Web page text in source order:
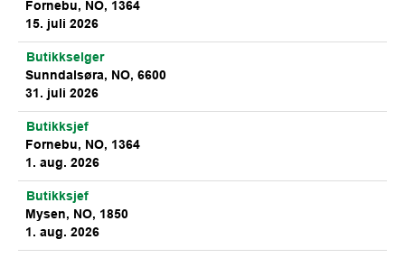
Fornebu, NO, 1364
15. juli 2026
Butikkselger
Sunndalsøra, NO, 6600
31. juli 2026
Butikksjef
Fornebu, NO, 1364
1. aug. 2026
Butikksjef
Mysen, NO, 1850
1. aug. 2026